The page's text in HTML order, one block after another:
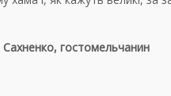
Сахненко, гостомельчанин